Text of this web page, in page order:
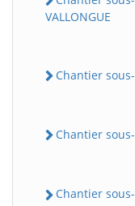
VALLONGUE
Chantier
Chantier
Chantier sous-